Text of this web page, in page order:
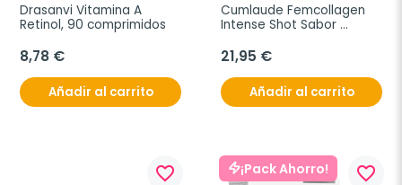
Drasanvi Vitamina A
Retinol, 90 comprimidos
8,78 €
Añadir al carrito
Cumlaude Femcollagen
Intense Shot Sabor
ml
21,95 €
Añadir al carrito
favorite_border ¡Pack Ahorro! favorite_border